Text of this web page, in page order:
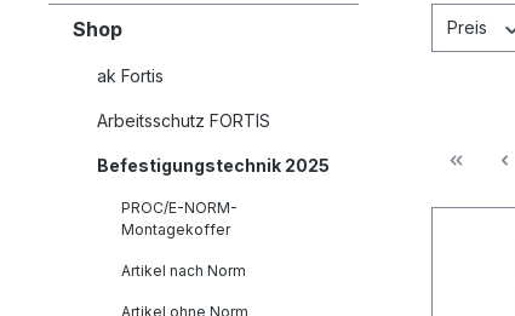
Shop
ak Fortis
Arbeitsschutz FORTIS
Befestigungstechnik 2025
PROC/E-NORM-
Montagekoffer
Artikel nach Norm
Artikel ohne Norm
Preis